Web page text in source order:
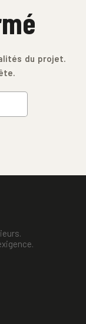
du projet.